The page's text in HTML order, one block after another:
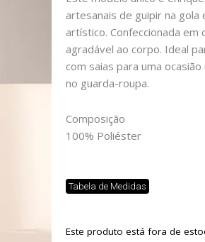
artesanais de guipir na
artístico. Confeccionada
agradável ao corpo. Ideal
com saias para uma
no guarda-roupa.
Composição
100% Poliéster
Tabela de Medidas
Este produto está fora de